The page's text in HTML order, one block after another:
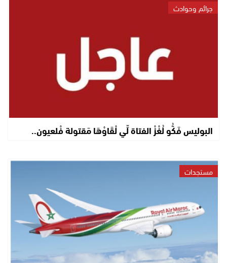
جرائم وحوادث
البوليس فَكُّو لُغْزْ الفتاة لِّي لْقَاوْهَا مَقتولة فْلعيون..
مستجدات